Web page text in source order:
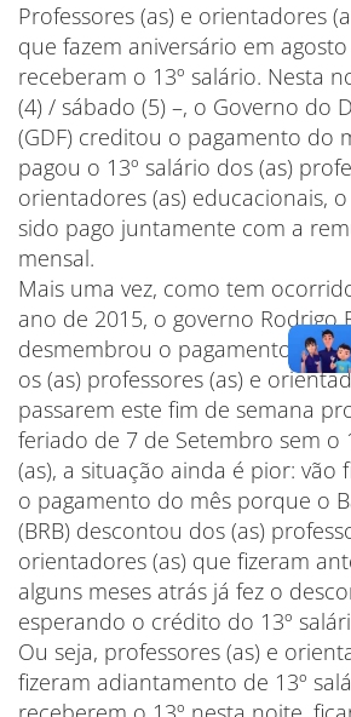
Professores (as) e orientadores
que fazem aniversário em
receberam o 13º salário. Nesta
(4) / sábado (5) –, o Governo do
(GDF) creditou o pagamento do
pagou o 13º salário dos (as)
orientadores (as) educacionais,
sido pago juntamente com a
mensal.
Mais uma vez, como tem
ano de 2015, o governo Rodrigo
desmembrou o pagamento e o
os (as) professores (as) e
passarem este fim de semana
feriado de 7 de Setembro sem o
(as), a situação ainda é pior: vão
o pagamento do mês porque o
(BRB) descontou dos (as)
orientadores (as) que fizeram
alguns meses atrás já fez o
esperando o crédito do 13º
Ou seja, professores (as) e
fizeram adiantamento de 13º